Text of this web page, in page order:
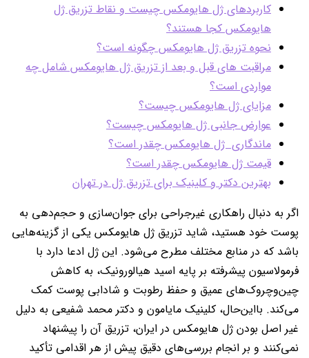
کاربردهای ژل هایومکس چیست و نقاط تزریق ژل
هایومکس کجا هستند؟
نحوه تزریق ژل هایومکس چگونه است؟
مراقبت های قبل و بعد از تزریق ژل هایومکس شامل چه
مواردی است؟
مزایای ژل هایومکس چیست؟
عوارض جانبی ژل هایومکس چیست؟
ماندگاری ژل هایومکس چقدر است؟
قیمت ژل هایومکس چقدر است؟
بهترین دکتر و کلینیک برای تزریق ژل در تهران
اگر به دنبال راهکاری غیرجراحی برای جوان‌سازی و حجم‌دهی به
پوست خود هستید، شاید تزریق ژل هایومکس یکی از گزینه‌هایی
باشد که در منابع مختلف مطرح می‌شود. این ژل ادعا دارد با
فرمولاسیون پیشرفته بر پایه اسید هیالورونیک، به کاهش
چین‌وچروک‌های عمیق و حفظ رطوبت و شادابی پوست کمک
می‌کند. بااین‌حال، کلینیک مایامون و دکتر محمد شفیعی به دلیل
غیر اصل بودن ژل هایومکس در ایران، تزریق آن را پیشنهاد
نمی‌کنند و بر انجام بررسی‌های دقیق پیش از هر اقدامی تأکید